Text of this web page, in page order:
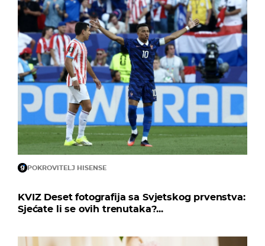
POKROVITELJ HISENSE
KVIZ Deset fotografija sa Svjetskog prvenstva:
Sjećate li se ovih trenutaka?...